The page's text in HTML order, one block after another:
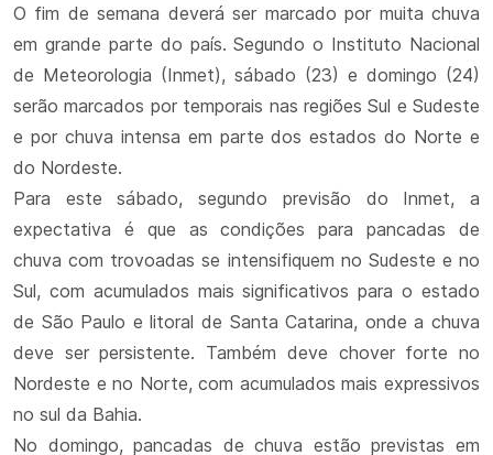
O fim de semana deverá ser marcado por muita chuva
em grande parte do país. Segundo o Instituto Nacional
de Meteorologia (Inmet), sábado (23) e domingo (24)
serão marcados por temporais nas regiões Sul e Sudeste
e por chuva intensa em parte dos estados do Norte e
do Nordeste.
Para este sábado, segundo previsão do Inmet, a
expectativa é que as condições para pancadas de
chuva com trovoadas se intensifiquem no Sudeste e no
Sul, com acumulados mais significativos para o estado
de São Paulo e litoral de Santa Catarina, onde a chuva
deve ser persistente. Também deve chover forte no
Nordeste e no Norte, com acumulados mais expressivos
no sul da Bahia.
No domingo, pancadas de chuva estão previstas em